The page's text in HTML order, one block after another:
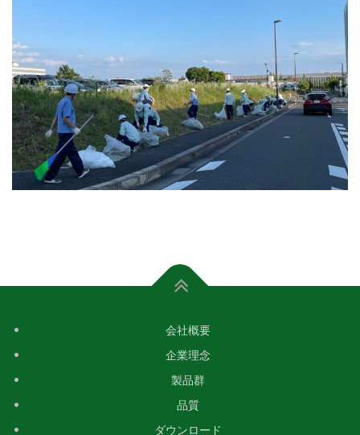
会社概要
企業理念
製品群
品質
ダウンロード